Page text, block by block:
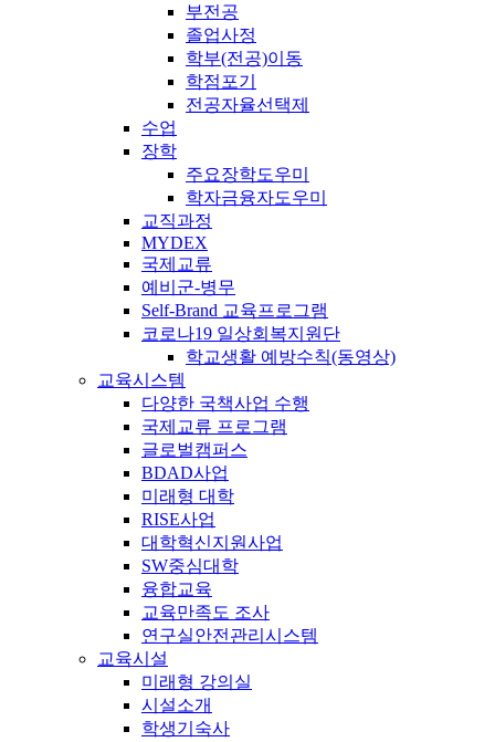
부전공
졸업사정
학부(전공)이동
학점포기
전공자율선택제
수업
장학
주요장학도우미
학자금융자도우미
교직과정
MYDEX
국제교류
예비군-병무
Self-Brand 교육프로그램
코로나19 일상회복지원단
학교생활 예방수칙(동영상)
교육시스템
다양한 국책사업 수행
국제교류 프로그램
글로벌캠퍼스
BDAD사업
미래형 대학
RISE사업
대학혁신지원사업
SW중심대학
융합교육
교육만족도 조사
연구실안전관리시스템
교육시설
미래형 강의실
시설소개
학생기숙사